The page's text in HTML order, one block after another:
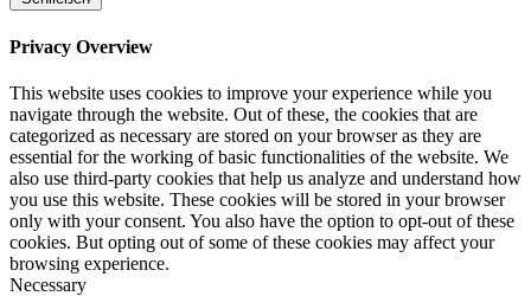
Privacy Overview
This website uses cookies to improve your experience while you
navigate through the website. Out of these, the cookies that are
categorized as necessary are stored on your browser as they are
essential for the working of basic functionalities of the website. We
also use third-party cookies that help us analyze and understand how
you use this website. These cookies will be stored in your browser
only with your consent. You also have the option to opt-out of these
cookies. But opting out of some of these cookies may affect your
browsing experience.
Necessary